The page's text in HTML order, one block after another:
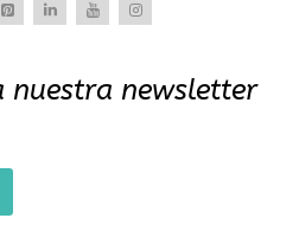
nuestra newsletter